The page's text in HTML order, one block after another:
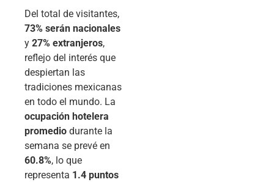
Del total de visitantes,
73% serán nacionales
y 27% extranjeros,
reflejo del interés que
despiertan las
tradiciones mexicanas
en todo el mundo. La
ocupación hotelera
promedio durante la
semana se prevé en
60.8%, lo que
representa 1.4 puntos